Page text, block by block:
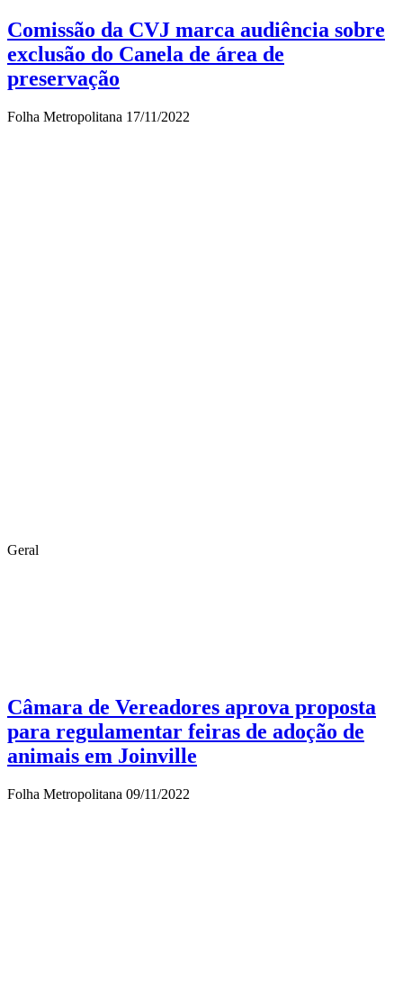
Comissão da CVJ marca audiência sobre
exclusão do Canela de área de
preservação
Folha Metropolitana 17/11/2022
Geral
Câmara de Vereadores aprova proposta
para regulamentar feiras de adoção de
animais em Joinville
Folha Metropolitana 09/11/2022